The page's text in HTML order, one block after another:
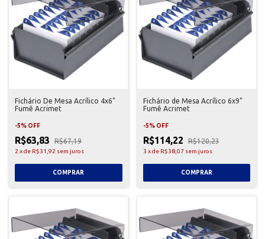
Fichário De Mesa Acrílico 4x6"
Fumê Acrimet
-5% OFF
R$63,83 R$67,19
2 xde R$31,92 sem juros
Fichário de Mesa Acrílico 6x9"
Fumê Acrimet
-5% OFF
R$114,22 R$120,23
3 xde R$38,07 sem juros